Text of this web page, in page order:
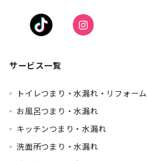
サービス一覧
トイレつまり・水漏れ・リフォーム
お風呂つまり・水漏れ
キッチンつまり・水漏れ
洗面所つまり・水漏れ